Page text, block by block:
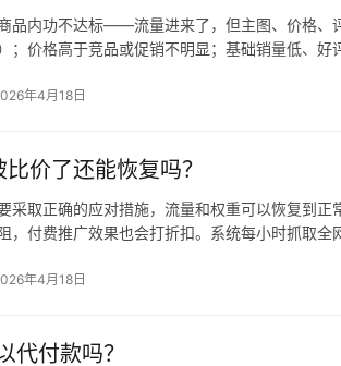
品内功不达标——流量进来了，但主图、价格、
；价格高于竞品或促销不明显；基础销量低、好
年4月18日
价了还能恢复吗？
采取正确的应对措施，流量和权重可以恢复到
，付费推广效果也会打折扣。系统每小时抓取全
年4月18日
代付款吗？